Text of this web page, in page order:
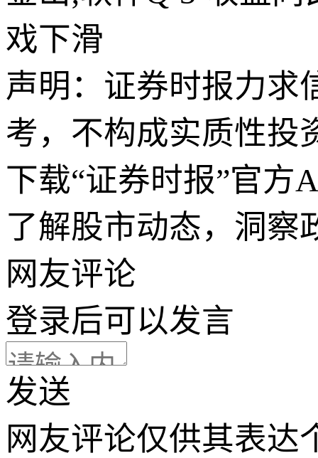
戏下滑
声明：证券时报力求
考，不构成实质性投
下载“证券时报”官方
了解股市动态，洞察
网友评论
登录后可以发言
发送
网友评论仅供其表达